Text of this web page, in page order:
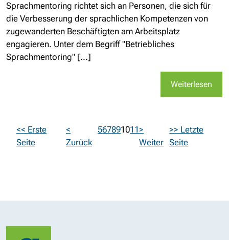
Sprachmentoring richtet sich an Personen, die sich für
die Verbesserung der sprachlichen Kompetenzen von
zugewanderten Beschäftigten am Arbeitsplatz
engagieren. Unter dem Begriff "Betriebliches
Sprachmentoring" [...]
Weiterlesen
<< Erste
Seite
<
Zurück
567891011>
Weiter
>> Letzte
Seite